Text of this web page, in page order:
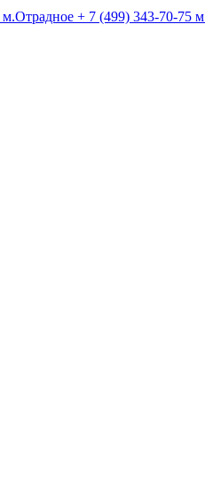
м.Отрадное + 7 (499) 343-70-75